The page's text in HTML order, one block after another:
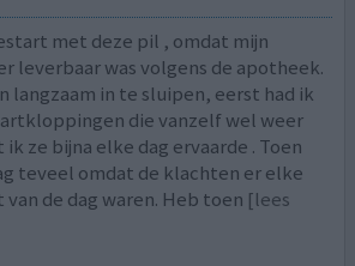
met deze pil , omdat mijn
leverbaar was volgens de apotheek.
langzaam in te sluipen, eerst had ik
die vanzelf wel weer
ze bijna elke dag ervaarde . Toen
teveel omdat de klachten er elke
de dag waren. Heb toen [lees